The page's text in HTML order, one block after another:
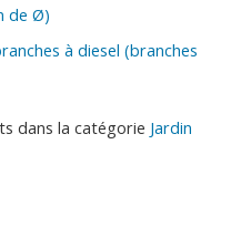
de Ø)
à diesel (branches
dans la catégorie Jardin